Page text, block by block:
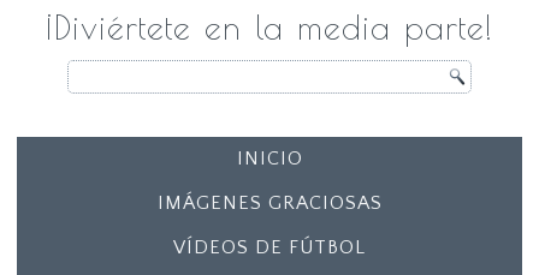
¡Diviértete en la media parte!
INICIO
IMÁGENES GRACIOSAS
VÍDEOS DE FÚTBOL